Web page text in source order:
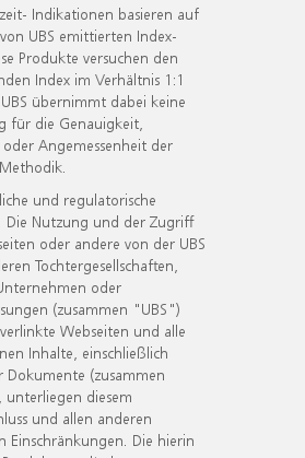
Indikationen basieren auf
UBS emittierten Index-
Produkte versuchen den
Index im Verhältnis 1:1
übernimmt dabei keine
für die Genauigkeit,
Angemessenheit der
und regulatorische
Die Nutzung und der Zugriff
oder andere von der UBS
Tochtergesellschaften,
oder
(zusammen "UBS")
Webseiten und alle
Inhalte, einschließlich
(zusammen
diesem
und allen anderen
Einschränkungen. Die hierin